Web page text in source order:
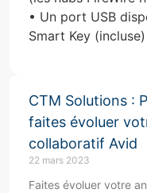
• Un port USB
Smart Key
CTM Solutions :
faites évoluer
collaboratif Avid
22 mars 2023
Faites évoluer votre